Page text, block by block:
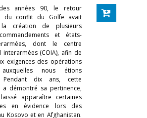
années 90, le retour
du conflit du Golfe avait
création de plusieurs
et états-
dont le centre
interarmées (COIA), afin de
exigences des opérations
nous étions
Pendant dix ans, cette
a démontré sa pertinence,
apparaître certaines
en évidence lors des
Kosovo et en Afghanistan.